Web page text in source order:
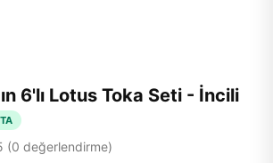
6'lı Lotus Toka Seti - İncili
(0 değerlendirme)